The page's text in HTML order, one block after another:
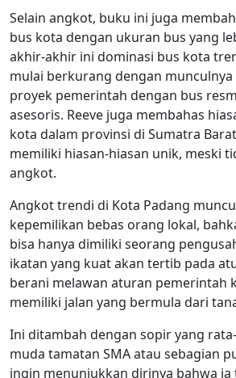
Selain angkot, buku ini juga
bus kota dengan ukuran bus yang
akhir-akhir ini dominasi bus kota
mulai berkurang dengan munculnya
proyek pemerintah dengan bus
asesoris. Reeve juga membahas
kota dalam provinsi di Sumatra
memiliki hiasan-hiasan unik, meski
angkot.
Angkot trendi di Kota Padang
kepemilikan bebas orang lokal,
bisa hanya dimiliki seorang
ikatan yang kuat akan tertib pada
berani melawan aturan pemerintah
memiliki jalan yang bermula dari
Ini ditambah dengan sopir yang
muda tamatan SMA atau sebagian
ingin menunjukkan dirinya bahwa ia